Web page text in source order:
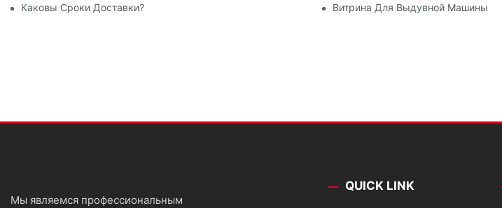
Каковы Сроки Доставки? Витрина Для Выдувной Машины
Мы являемся профессиональным
QUICK LINK